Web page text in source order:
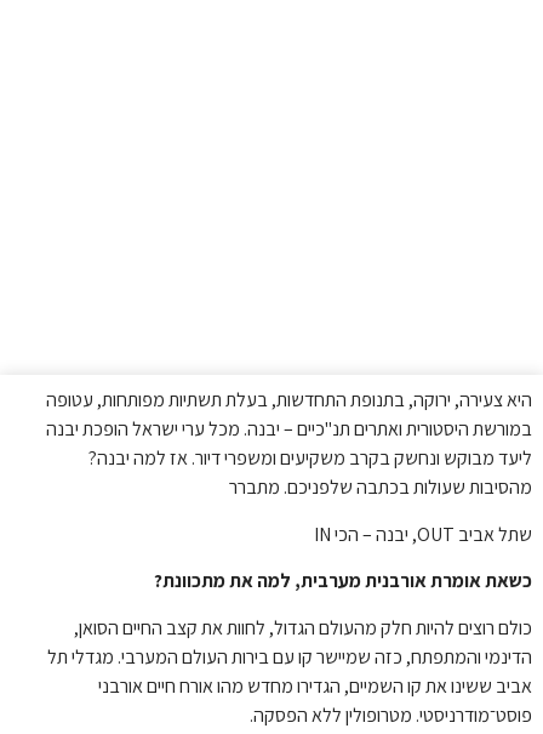
היא צעירה, ירוקה, בתנופת התחדשות, בעלת תשתיות מפותחות, עטופה
במורשת היסטורית ואתרים תנ"כיים – יבנה. מכל ערי ישראל הופכת יבנה
ליעד מבוקש ונחשק בקרב משקיעים ומשפרי דיור. אז למה יבנה?
מהסיבות שעולות בכתבה שלפניכם. מתברר
שתל אביב OUT, יבנה – הכי IN
כשאת אומרת אורבנית מערבית, למה את מתכוונת?
כולם רוצים להיות חלק מהעולם הגדול, לחוות את קצב החיים הסואן,
הדינמי והמתפתח, כזה שמיישר קו עם בירות העולם המערבי. מגדלי תל
אביב ששינו את קו השמיים, הגדירו מחדש מהו אורח חיים אורבני
פוסט־מודרניסטי. מטרופולין ללא הפסקה.